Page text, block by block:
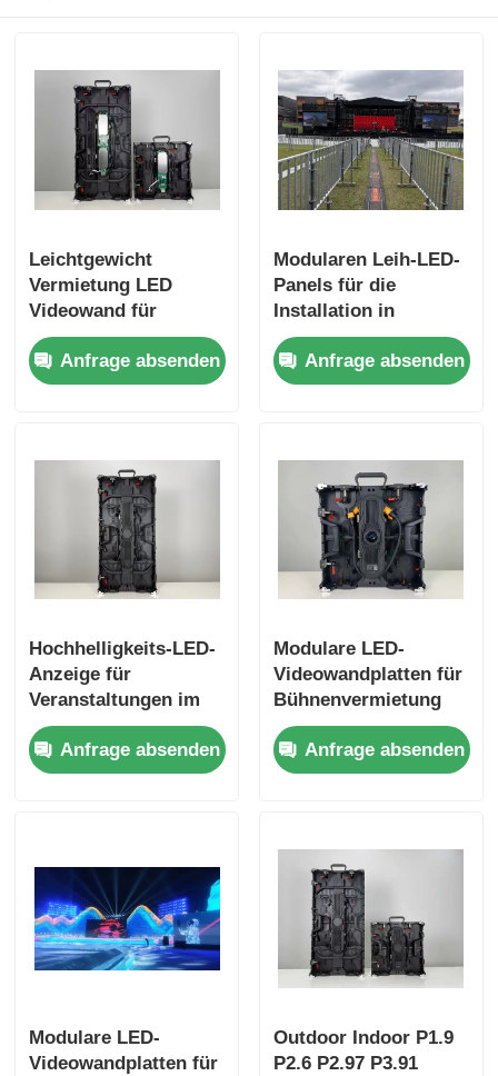
Leichtgewicht
Vermietung LED
Videowand für
Konzertbühnen von
Guide Visual
Anfrage absenden
Modularen Leih-LED-
Panels für die
Installation in
schneller Stufe
Anfrage absenden
Hochhelligkeits-LED-
Anzeige für
Veranstaltungen im
Innen- und
Außenbereich
Anfrage absenden
Modulare LED-
Videowandplatten für
Bühnenvermietung
und
Rundgangsvorstellungen
Anfrage absenden
Modulare LED-
Videowandplatten für
Outdoor Indoor P1.9
P2.6 P2.97 P3.91